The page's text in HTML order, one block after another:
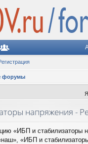
ол
ьз
и
форумы
напряжения -
«ИБП и стабилизаторы
«ИБП и